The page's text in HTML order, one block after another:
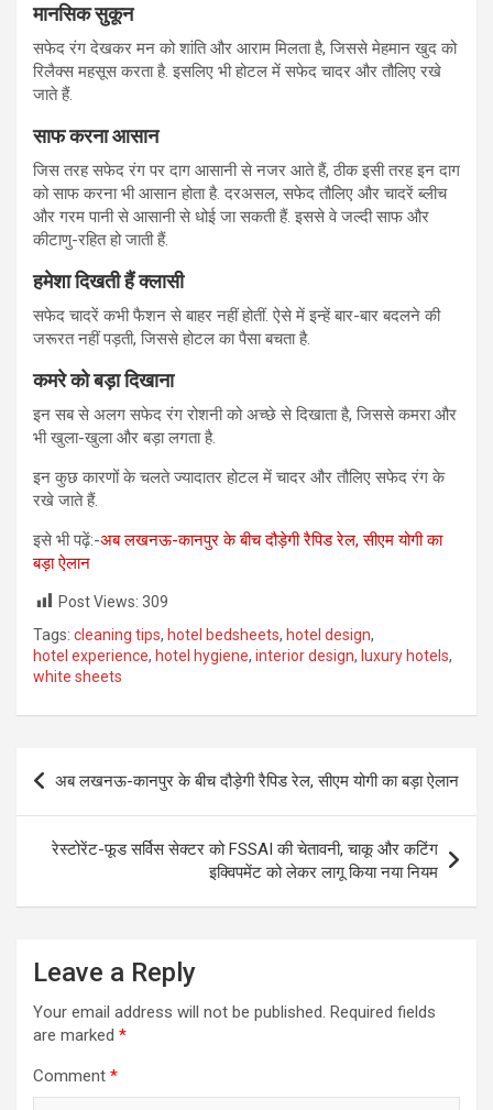
मानसिक सुकून
सफेद रंग देखकर मन को शांति और आराम मिलता है, जिससे मेहमान खुद को
रिलैक्स महसूस करता है. इसलिए भी होटल में सफेद चादर और तौलिए रखे
जाते हैं.
साफ करना आसान
जिस तरह सफेद रंग पर दाग आसानी से नजर आते हैं, ठीक इसी तरह इन दाग
को साफ करना भी आसान होता है. दरअसल, सफेद तौलिए और चादरें ब्लीच
और गरम पानी से आसानी से धोई जा सकती हैं. इससे वे जल्दी साफ और
कीटाणु-रहित हो जाती हैं.
हमेशा दिखती हैं क्लासी
सफेद चादरें कभी फैशन से बाहर नहीं होतीं. ऐसे में इन्हें बार-बार बदलने की
जरूरत नहीं पड़ती, जिससे होटल का पैसा बचता है.
कमरे को बड़ा दिखाना
इन सब से अलग सफेद रंग रोशनी को अच्छे से दिखाता है, जिससे कमरा और
भी खुला-खुला और बड़ा लगता है.
इन कुछ कारणों के चलते ज्यादातर होटल में चादर और तौलिए सफेद रंग के
रखे जाते हैं.
इसे भी पढ़ें:-अब लखनऊ-कानपुर के बीच दौड़ेगी रैपिड रेल, सीएम योगी का
बड़ा ऐलान
Post Views: 309
Tags: cleaning tips, hotel bedsheets, hotel design,
hotel experience, hotel hygiene, interior design, luxury hotels,
white sheets
Post
navigation
अब लखनऊ-कानपुर के बीच दौड़ेगी रैपिड रेल, सीएम योगी का बड़ा ऐलान
रेस्टोरेंट-फूड सर्विस सेक्टर को FSSAI की चेतावनी, चाकू और कटिंग
इक्विपमेंट को लेकर लागू किया नया नियम
Leave a Reply
Your email address will not be published. Required fields
are marked *
Comment *